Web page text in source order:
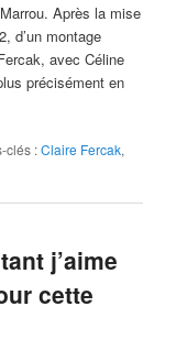
Après la mise
d’un montage
avec Céline
précisément en
clés :Claire Fercak,
j’aime
cette